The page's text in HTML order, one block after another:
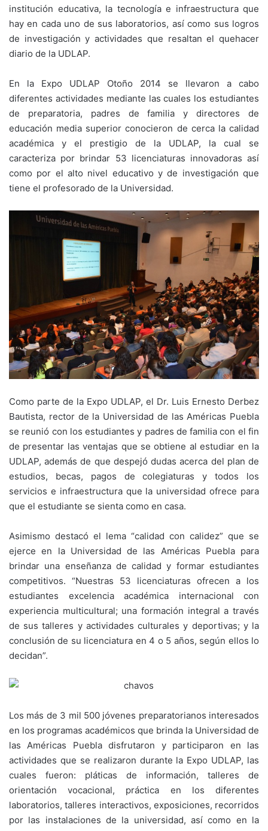
institución educativa, la tecnología e infraestructura que
hay en cada uno de sus laboratorios, así como sus logros
de investigación y actividades que resaltan el quehacer
diario de la UDLAP.
En la Expo UDLAP Otoño 2014 se llevaron a cabo
diferentes actividades mediante las cuales los estudiantes
de preparatoria, padres de familia y directores de
educación media superior conocieron de cerca la calidad
académica y el prestigio de la UDLAP, la cual se
caracteriza por brindar 53 licenciaturas innovadoras así
como por el alto nivel educativo y de investigación que
tiene el profesorado de la Universidad.
Como parte de la Expo UDLAP, el Dr. Luis Ernesto Derbez
Bautista, rector de la Universidad de las Américas Puebla
se reunió con los estudiantes y padres de familia con el fin
de presentar las ventajas que se obtiene al estudiar en la
UDLAP, además de que despejó dudas acerca del plan de
estudios, becas, pagos de colegiaturas y todos los
servicios e infraestructura que la universidad ofrece para
que el estudiante se sienta como en casa.
Asimismo destacó el lema “calidad con calidez” que se
ejerce en la Universidad de las Américas Puebla para
brindar una enseñanza de calidad y formar estudiantes
competitivos. “Nuestras 53 licenciaturas ofrecen a los
estudiantes excelencia académica internacional con
experiencia multicultural; una formación integral a través
de sus talleres y actividades culturales y deportivas; y la
conclusión de su licenciatura en 4 o 5 años, según ellos lo
decidan”.
Los más de 3 mil 500 jóvenes preparatorianos interesados
en los programas académicos que brinda la Universidad de
las Américas Puebla disfrutaron y participaron en las
actividades que se realizaron durante la Expo UDLAP, las
cuales fueron: pláticas de información, talleres de
orientación vocacional, práctica en los diferentes
laboratorios, talleres interactivos, exposiciones, recorridos
por las instalaciones de la universidad, así como en la